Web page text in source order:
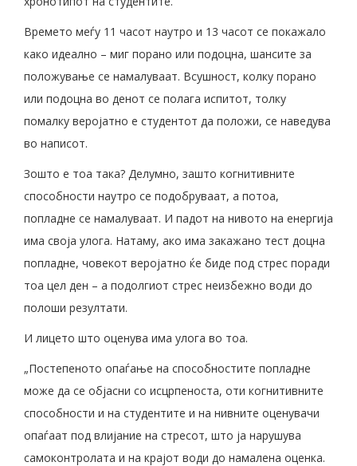
Времето меѓу 11 часот наутро и 13 часот се покажало
како идеално – миг порано или подоцна, шансите за
положување се намалуваат. Всушност, колку порано
или подоцна во денот се полага испитот, толку
помалку веројатно е студентот да положи, се наведува
во написот.
Зошто е тоа така? Делумно, зашто когнитивните
способности наутро се подобруваат, а потоа,
попладне се намалуваат. И падот на нивото на енергија
има своја улога. Натаму, ако има закажано тест доцна
попладне, човекот веројатно ќе биде под стрес поради
тоа цел ден – а подолгиот стрес неизбежно води до
полоши резултати.
И лицето што оценува има улога во тоа.
„Постепеното опаѓање на способностите попладне
може да се објасни со исцрпеноста, оти когнитивните
способности и на студентите и на нивните оценувачи
опаѓаат под влијание на стресот, што ја нарушува
самоконтролата и на крајот води до намалена оценка.